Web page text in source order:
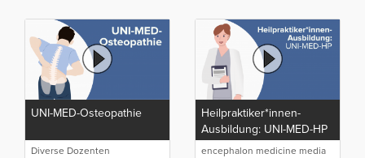
UNI-MED-Osteopathie
Diverse Dozenten
Heilpraktiker*innen-
Ausbildung: UNI-MED-HP
encephalon medicine media